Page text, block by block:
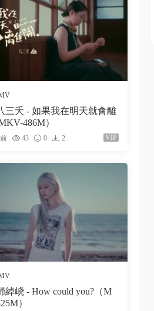
三夭 - 如果我在明天就會離
486M）
43 0 2 VIP
綽峣 - How could you?（M
）